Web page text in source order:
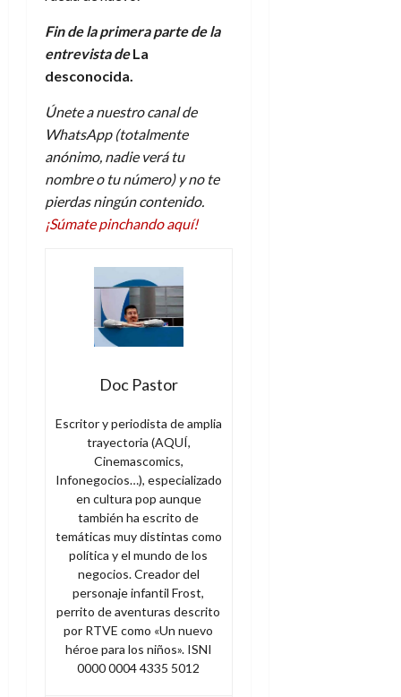
Fin de la primera parte de la
entrevista deLa
desconocida.
Únete a nuestro canal de
WhatsApp (totalmente
anónimo, nadie verá tu
nombre o tu número) y no te
pierdas ningún contenido.
¡Súmate pinchando aquí!
Doc Pastor
Escritor y periodista de amplia
trayectoria (AQUÍ,
Cinemascomics,
Infonegocios…), especializado
en cultura pop aunque
también ha escrito de
temáticas muy distintas como
política y el mundo de los
negocios. Creador del
personaje infantil Frost,
perrito de aventuras descrito
por RTVE como «Un nuevo
héroe para los niños». ISNI
0000 0004 4335 5012